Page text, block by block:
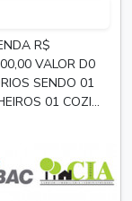
R$
VALOR D0
SENDO 01
01 COZI...